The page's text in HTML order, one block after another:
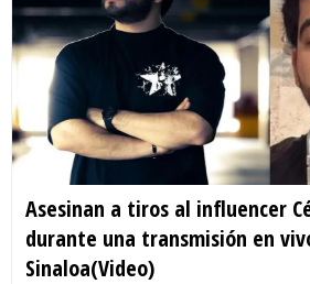
Asesinan a tiros al influencer
durante una transmisión en
Sinaloa(Video)